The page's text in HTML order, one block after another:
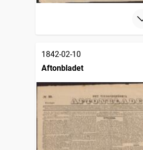
1842-02-10
Aftonbladet